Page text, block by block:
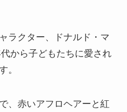
ラクター、ドナルド・マ
から子どもたちに愛され
。
、赤いアフロヘアーと紅